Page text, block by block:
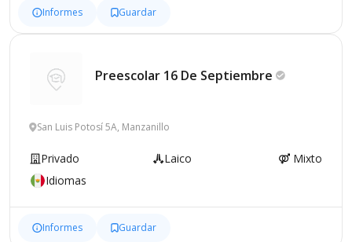
Informes Guardar
Preescolar 16 De Septiembre
San Luis Potosí 5A, Manzanillo
Privado Laico
Mixto
Idiomas
Informes Guardar